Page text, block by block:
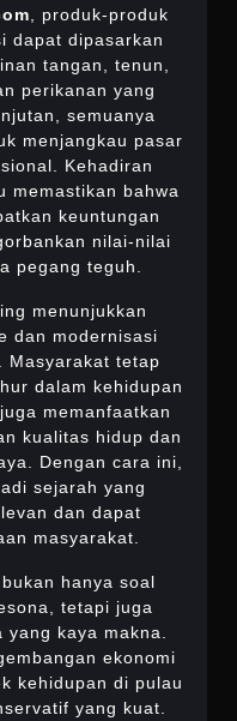
, produk-produk
dapat dipasarkan
tangan, tenun,
perikanan yang
semuanya
menjangkau pasar
Kehadiran
memastikan bahwa
keuntungan
nilai-nilai
pegang teguh.
menunjukkan
dan modernisasi
Masyarakat tetap
dalam kehidupan
memanfaatkan
kualitas hidup dan
Dengan cara ini,
sejarah yang
dan dapat
masyarakat.
hanya soal
tetapi juga
kaya makna.
ekonomi
kehidupan di pulau
yang kuat.